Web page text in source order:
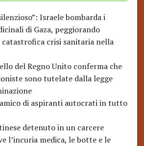
Israele bombarda i
di Gaza, peggiorando
crisi sanitaria nella
del Regno Unito conferma che
sono tutelate dalla legge
di aspiranti autocrati in tutto
detenuto in un carcere
l’incuria medica, le botte e le